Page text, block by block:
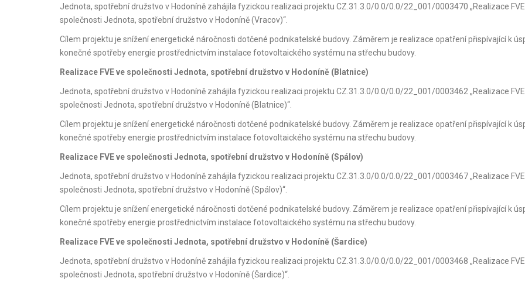
Jednota, spotřební družstvo v Hodoníně zahájila fyzickou realizaci projektu CZ.31.3.0/0.0/0.0/22_001/0003470 „Realizace
společnosti Jednota, spotřební družstvo v Hodoníně (Vracov)“.
Cílem projektu je snížení energetické náročnosti dotčené podnikatelské budovy. Záměrem je realizace opatření přispívající k
konečné spotřeby energie prostřednictvím instalace fotovoltaického systému na střechu budovy.
Realizace FVE ve společnosti Jednota, spotřební družstvo v Hodoníně (Blatnice)
Jednota, spotřební družstvo v Hodoníně zahájila fyzickou realizaci projektu CZ.31.3.0/0.0/0.0/22_001/0003462 „Realizace
společnosti Jednota, spotřební družstvo v Hodoníně (Blatnice)“.
Cílem projektu je snížení energetické náročnosti dotčené podnikatelské budovy. Záměrem je realizace opatření přispívající k
konečné spotřeby energie prostřednictvím instalace fotovoltaického systému na střechu budovy.
Realizace FVE ve společnosti Jednota, spotřební družstvo v Hodoníně (Spálov)
Jednota, spotřební družstvo v Hodoníně zahájila fyzickou realizaci projektu CZ.31.3.0/0.0/0.0/22_001/0003467 „Realizace
společnosti Jednota, spotřební družstvo v Hodoníně (Spálov)“.
Cílem projektu je snížení energetické náročnosti dotčené podnikatelské budovy. Záměrem je realizace opatření přispívající k
konečné spotřeby energie prostřednictvím instalace fotovoltaického systému na střechu budovy.
Realizace FVE ve společnosti Jednota, spotřební družstvo v Hodoníně (Šardice)
Jednota, spotřební družstvo v Hodoníně zahájila fyzickou realizaci projektu CZ.31.3.0/0.0/0.0/22_001/0003468 „Realizace
společnosti Jednota, spotřební družstvo v Hodoníně (Šardice)“.